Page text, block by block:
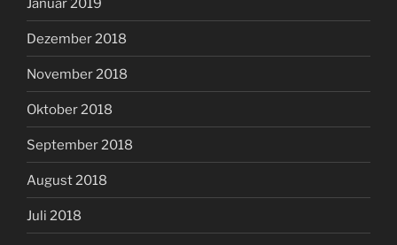
Januar 2019
Dezember 2018
November 2018
Oktober 2018
September 2018
August 2018
Juli 2018